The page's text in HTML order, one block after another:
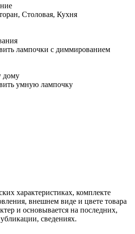
Столовая, Кухня
лампочки с диммированием
дому
умную лампочку
характеристиках, комплекте
внешнем виде и цвете товара
и основывается на последних,
сведениях.